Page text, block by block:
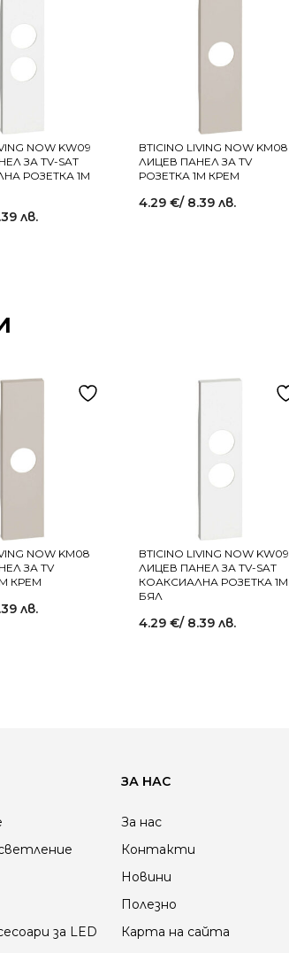
NOW KW09
ЗА TV-SAT
РОЗЕТКА 1M
лв.
BTICINO LIVING NOW KM08
ЛИЦЕВ ПАНЕЛ ЗА TV
РОЗЕТКА 1M КРЕМ
4.29 €/ 8.39 лв.
NOW KM08
ЗА TV
КРЕМ
лв.
BTICINO LIVING NOW KW09
ЛИЦЕВ ПАНЕЛ ЗА TV-SAT
КОАКСИАЛНА РОЗЕТКА 1M
БЯЛ
4.29 €/ 8.39 лв.
за LED
ЗА НАС
За нас
Контакти
Новини
Полезно
Карта на сайта